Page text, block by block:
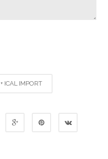
+ ICAL IMPORT